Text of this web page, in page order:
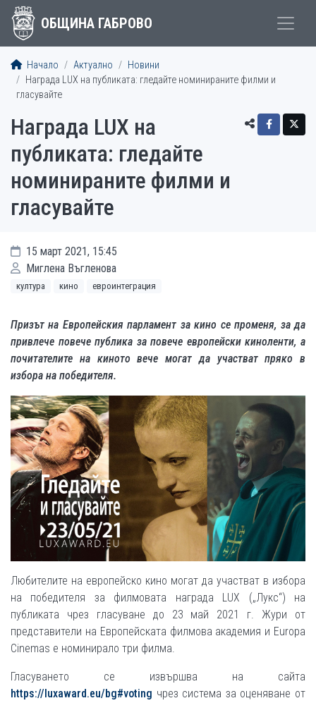
ОБЩИНА ГАБРОВО
Начало Актуално
Новини
Награда LUX на публиката: гледайте номинираните филми и
гласувайте
Награда LUX на
публиката: гледайте
номинираните филми и
гласувайте
15 март 2021, 15:45
Миглена Въгленова
култура кино евроинтеграция
Призът на Европейския парламент за кино се променя, за да
привлече повече публика за повече европейски киноленти, а
почитателите на киното вече могат да участват пряко в
избора на победителя.
Любителите на европейско кино могат да участват в избора
на победителя за филмовата награда LUX („Лукс“) на
публиката чрез гласуване до 23 май 2021 г. Жури от
представители на Европейската филмова академия и Europa
Cinemas е номинирало три филма.
Гласуването се извършва на сайта
https://luxaward.eu/bg#voting чрез система за оценяване от